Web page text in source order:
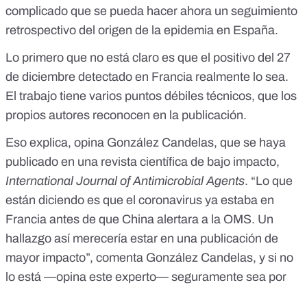
complicado que se pueda hacer ahora un seguimiento
retrospectivo del origen de la epidemia en España.
Lo primero que no está claro es que el positivo del 27
de diciembre detectado en Francia realmente lo sea.
El trabajo tiene varios puntos débiles técnicos, que los
propios autores reconocen en la publicación.
Eso explica, opina González Candelas, que se haya
publicado en una revista científica de bajo impacto,
International Journal of Antimicrobial Agents. “Lo que
están diciendo es que el coronavirus ya estaba en
Francia antes de que China alertara a la OMS. Un
hallazgo así merecería estar en una publicación de
mayor impacto”, comenta González Candelas, y si no
lo está —opina este experto— seguramente sea por